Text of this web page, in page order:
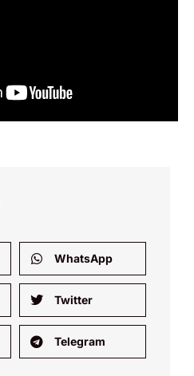
WhatsApp
Twitter
Telegram